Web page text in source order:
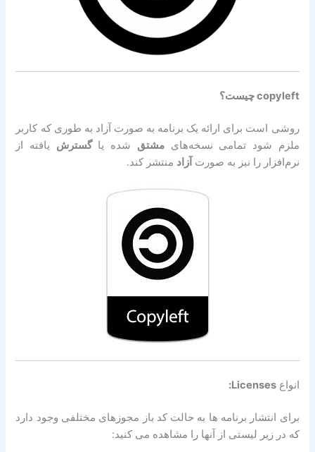
copyleft چیست؟
روشی است برای ارائه یک برنامه به صورت آزاد به طوری که کاربر
ملزم شود تمامی نسخه‌هایمشتق ‌شده یاگسترش ‌یافته از
نرم‌افزار را نیز به صورت آزاد منتشر کند.
انواعLicenses:
برای انتشار برنامه ها به حالت کد باز مجوزهای مختلفی وجود دارد
که در زیر لیستی از آنها را مشاهده می کنید: